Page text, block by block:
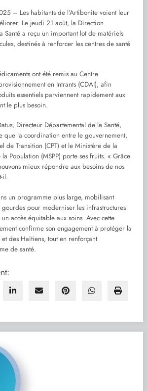
– Les habitants de l’Artibonite voient leur
Le jeudi 21 août, la Direction
Santé a reçu un important lot de matériels
destinés à renforcer les centres de santé
ont été remis au Centre
en Intrants (CDAI), afin
essentiels parviennent rapidement aux
le plus besoin.
Directeur Départemental de la Santé,
que la coordination entre le gouvernement,
de Transition (CPT) et le Ministère de la
Population (MSPP) porte ses fruits. « Grâce
mieux répondre aux besoins de nos
il.
un programme plus large, mobilisant
pour moderniser les infrastructures
accès équitable aux soins. Avec cette
confirme son engagement à protéger la
des Haïtiens, tout en renforçant
de santé.